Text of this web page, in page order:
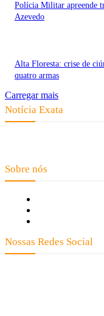
Polícia Militar apreende
Azevedo
Alta Floresta: crise de
quatro armas
Carregar mais
Notícia Exata
Sobre nós
Nossas Redes Social